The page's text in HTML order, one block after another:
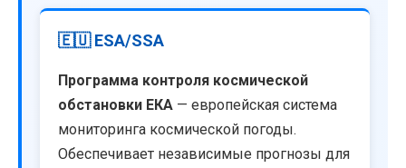
🇪🇺 ESA/SSA
Программа контроля космической
обстановки ЕКА — европейская система
мониторинга космической погоды.
Обеспечивает независимые прогнозы для